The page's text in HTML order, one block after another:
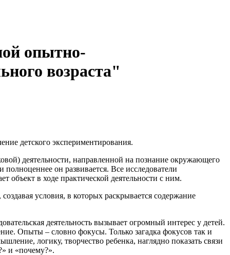
опытно-
возраста"
детского экспериментирования.
деятельности, направленной на познание окружающего
он развивается. Все исследователи
объект в ходе практической деятельности с ним.
условия, в которых раскрывается содержание
деятельность вызывает огромный интерес у детей.
Опыты – словно фокусы. Только загадка фокусов так и
логику, творчество ребенка, наглядно показать связи
и «почему?».